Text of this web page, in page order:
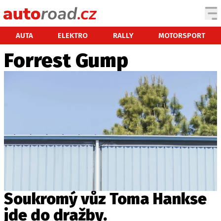
AUTA ELEKTRO RALLY MOTORSPORT
AUTA
TESTY AUT
NOVINKY
HISTORIE
ZAJÍMAVOSTI
TECHNIKA
ČESKÝ TRH
TUNING
PROFI
Forrest Gump
Soukromý vůz Toma Hankse
jde do dražby.